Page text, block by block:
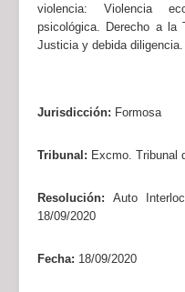
violencia: Violencia e
psicológica.
Derecho a la
Justicia y debida diligencia.
Jurisdicción: Formosa
Tribunal: Excmo. Tribunal
Resolución: Auto
18/09/2020
Fecha: 18/09/2020